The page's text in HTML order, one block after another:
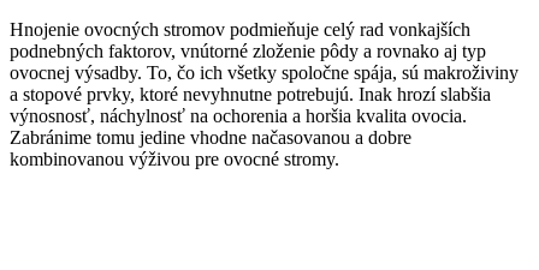
Hnojenie ovocných stromov podmieňuje celý rad vonkajších
podnebných faktorov, vnútorné zloženie pôdy a rovnako aj typ
ovocnej výsadby. To, čo ich všetky spoločne spája, sú makroživiny
a stopové prvky, ktoré nevyhnutne potrebujú. Inak hrozí slabšia
výnosnosť, náchylnosť na ochorenia a horšia kvalita ovocia.
Zabránime tomu jedine vhodne načasovanou a dobre
kombinovanou výživou pre ovocné stromy.